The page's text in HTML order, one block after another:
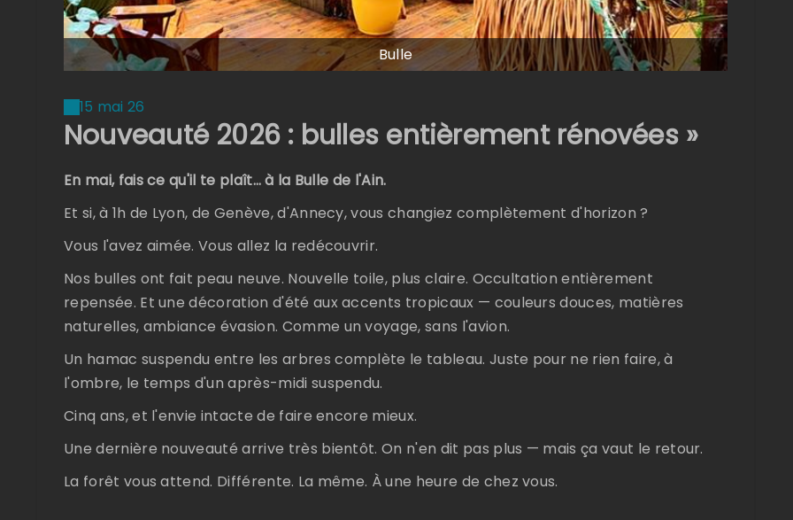
Bulle
15 mai 26
Nouveauté 2026 : bulles entièrement rénovées »
En mai, fais ce qu'il te plaît… à la Bulle de l'Ain.
Et si, à 1h de Lyon, de Genève, d'Annecy, vous changiez complètement d'horizon ?
Vous l'avez aimée. Vous allez la redécouvrir.
Nos bulles ont fait peau neuve. Nouvelle toile, plus claire. Occultation entièrement
repensée. Et une décoration d'été aux accents tropicaux — couleurs douces, matières
naturelles, ambiance évasion. Comme un voyage, sans l'avion.
Un hamac suspendu entre les arbres complète le tableau. Juste pour ne rien faire, à
l'ombre, le temps d'un après-midi suspendu.
Cinq ans, et l'envie intacte de faire encore mieux.
Une dernière nouveauté arrive très bientôt. On n'en dit pas plus — mais ça vaut le retour.
La forêt vous attend. Différente. La même. À une heure de chez vous.